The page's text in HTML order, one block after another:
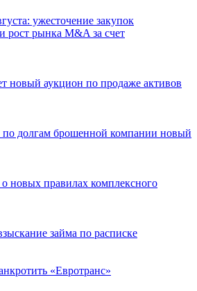
ужесточение закупок
рост рынка M&A за счет
новый аукцион по продаже активов
по долгам брошенной компании новый
новых правилах комплексного
займа по расписке
«Евротранс»